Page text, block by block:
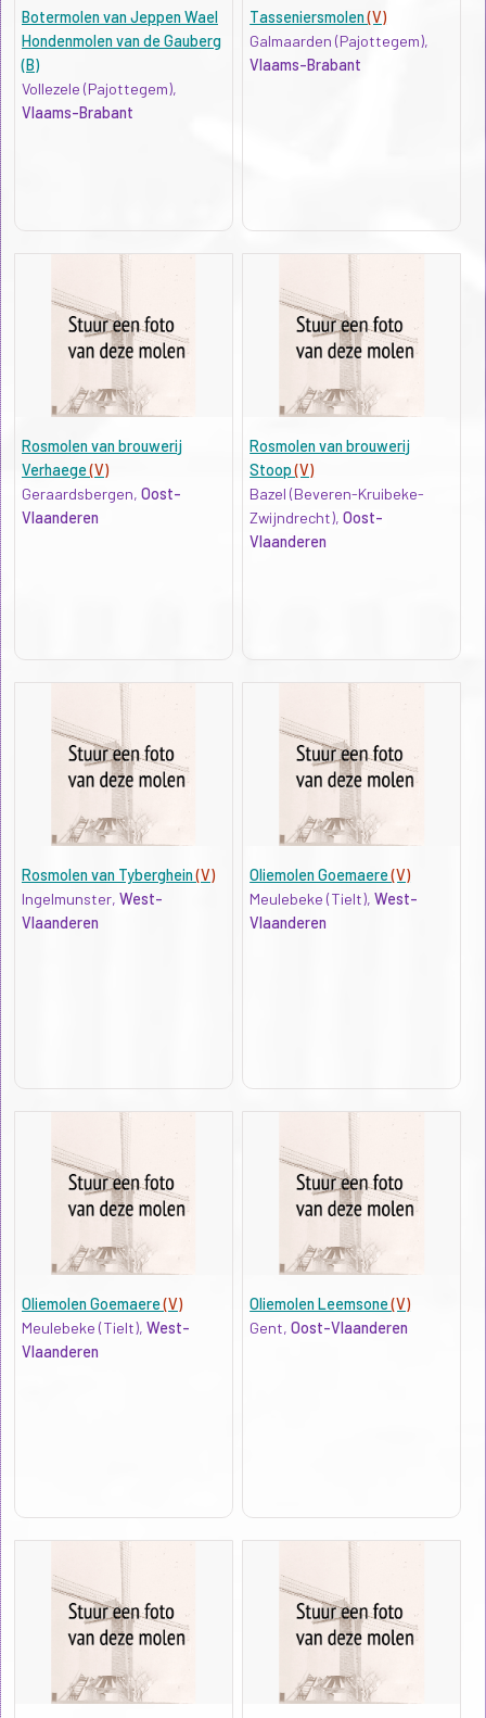
Botermolen van Jeppen Wael
Hondenmolen van de Gauberg
(B)
Vollezele (Pajottegem),
Vlaams-Brabant
Tasseniersmolen(V)
Galmaarden (Pajottegem),
Vlaams-Brabant
Rosmolen van brouwerij
Verhaege(V)
Geraardsbergen, Oost-
Vlaanderen
Rosmolen van brouwerij
Stoop(V)
Bazel (Beveren-Kruibeke-
Zwijndrecht),Oost-
Vlaanderen
Rosmolen van Tyberghein(V)
Ingelmunster, West-
Vlaanderen
Oliemolen Goemaere(V)
Meulebeke (Tielt),West-
Vlaanderen
Oliemolen Goemaere(V)
Meulebeke (Tielt), West-
Vlaanderen
Oliemolen Leemsone(V)
Gent,Oost-Vlaanderen